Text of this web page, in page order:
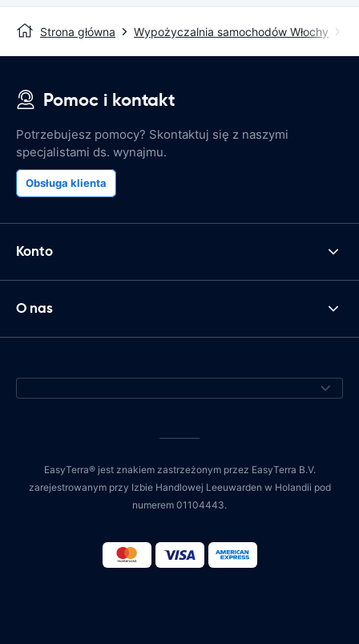
Strona główna Wypożyczalnia samochodów Włochy
Pomoc i kontakt
Potrzebujesz pomocy? Skontaktuj się z naszymi
specjalistami ds. wynajmu.
Obsługa klienta
Konto
O nas
EasyTerra® jest znakiem zastrzeżonym przez EasyTerra B.V.
zarejestrowanym przy Izbie Handlowej Leeuwarden w Holandii pod
numerem 01104443.